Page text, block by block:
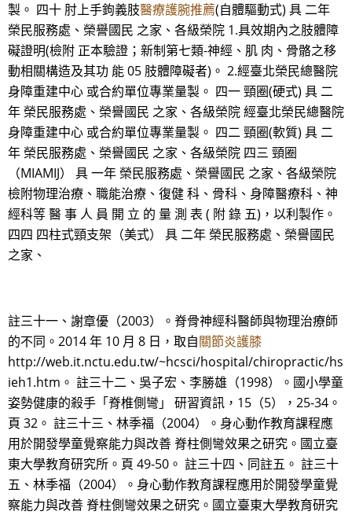
製。 四十 肘上手鉤義肢醫療護腕推薦(自體驅動式) 具 二年
榮民服務處、榮譽國民 之家、各級榮院 1.具效期內之肢體障
礙證明(檢附 正本驗證；新制第七類-神經、肌 肉、骨骼之移
動相關構造及其功 能 05 肢體障礙者)。 2.經臺北榮民總醫院
身障重建中心 或合約單位專業量製。 四一 頸圈(硬式) 具 二
年 榮民服務處、榮譽國民 之家、各級榮院 經臺北榮民總醫院
身障重建中心 或合約單位專業量製。 四二 頸圈(軟質) 具 二
年 榮民服務處、榮譽國民 之家、各級榮院 四三 頸圈
（MIAMIJ） 具 一年 榮民服務處、榮譽國民 之家、各級榮院
檢附物理治療、職能治療、復健 科、骨科、身障醫療科、神
經科等 醫 事 人 員 開 立 的 量 測 表 ( 附 錄 五)，以利製作。
四四 四柱式頸支架（美式） 具 二年 榮民服務處、榮譽國民
之家、
註三十一、謝章優（2003）。脊骨神經科醫師與物理治療師
的不同。2014 年 10 月 8 日，取自關節炎護膝
http://web.it.nctu.edu.tw/~hcsci/hospital/chiropractic/hs
ieh1.htm。 註三十二、吳子宏、李勝雄（1998）。國小學童
姿勢健康的殺手「脊椎側彎」 研習資訊，15（5），25-34。
頁 32。 註三十三、林季福（2004）。身心動作教育課程應
用於開發學童覺察能力與改善 脊柱側彎效果之研究。國立臺
東大學教育研究所。頁 49-50。 註三十四、同註五。 註三十
五、林季福（2004）。身心動作教育課程應用於開發學童覺
察能力與改善 脊柱側彎效果之研究。國立臺東大學教育研究